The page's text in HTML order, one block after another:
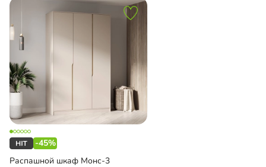
-45%
Распашной шкаф Монс-3